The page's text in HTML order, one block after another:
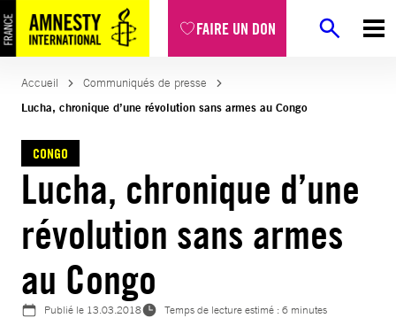
FAIRE UN DON
Aller
au
contenu
Accueil
Communiqués de presse
Lucha, chronique d’une révolution sans armes au Congo
CONGO
Lucha, chronique d’une
révolution sans armes
au Congo
Publié le 13.03.2018
Temps de lecture estimé : 6 minutes